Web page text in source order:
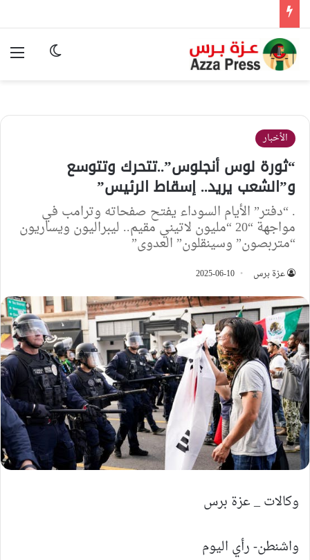
الوضع
الأخبار
“ثورة لوس أنجلوس”..تتحرك وتتوسع
و”الشعب يريد.. إسقاط الرئيس”
. “دفتر” الأيام السوداء يفتح صفحاته وترامب في
مواجهة “20 “مليون لاتيني مقيم.. ليبراليون ويساريون
“متربصون” وسينقلون” العدوى”
عزة برس 2025-06-10
وكالات _ عزة برس
واشنطن- رأي اليوم